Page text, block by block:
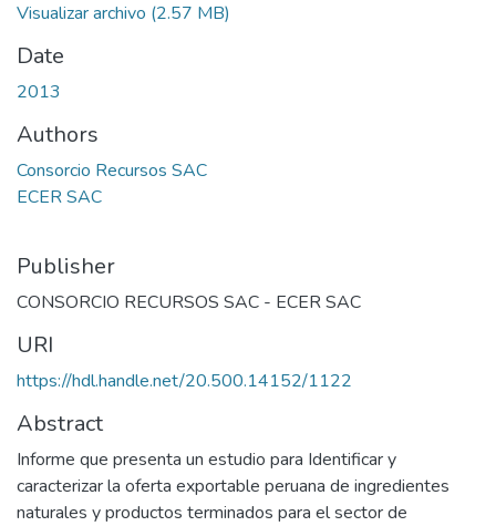
Visualizar archivo (2.57 MB)
Date
2013
Authors
Consorcio Recursos SAC
ECER SAC
Publisher
CONSORCIO RECURSOS SAC - ECER SAC
URI
https://hdl.handle.net/20.500.14152/1122
Abstract
Informe que presenta un estudio para Identificar y
caracterizar la oferta exportable peruana de ingredientes
naturales y productos terminados para el sector de